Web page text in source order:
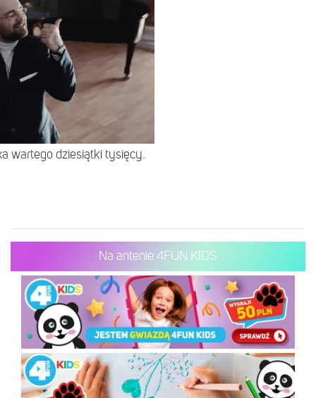
wartego dziesiątki tysięcy.
Na antenie 4FUN KIDS